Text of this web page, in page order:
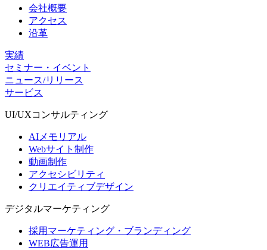
会社概要
アクセス
沿革
実績
セミナー・イベント
ニュース/リリース
サービス
UI/UXコンサルティング
AIメモリアル
Webサイト制作
動画制作
アクセシビリティ
クリエイティブデザイン
デジタルマーケティング
採用マーケティング・ブランディング
WEB広告運用